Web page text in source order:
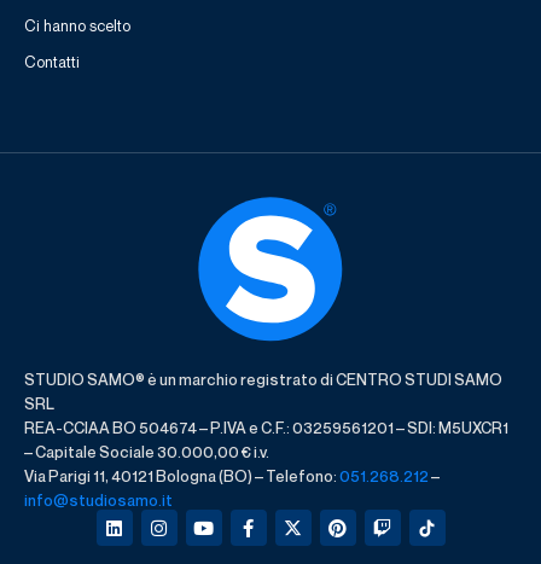
Ci hanno scelto
Contatti
STUDIO SAMO® è un marchio registrato di CENTRO STUDI SAMO
SRL
REA-CCIAA BO 504674 – P.IVA e C.F.: 03259561201 – SDI: M5UXCR1
– Capitale Sociale 30.000,00 € i.v.
Via Parigi 11, 40121 Bologna (BO) – Telefono:051.268.212–
info@studiosamo.it